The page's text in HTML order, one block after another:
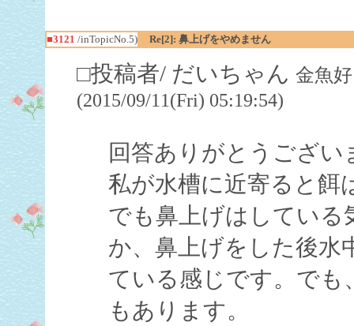
■3121 /inTopicNo.5) Re[2]: 鼻上げをやめません
□投稿者/ だいちゃん 金魚
(2015/09/11(Fri) 05:19:54)
回答ありがとうござい
私が水槽に近寄ると餌
でも鼻上げはしてい
か、鼻上げをした後水
ている感じです。でも
もあります。